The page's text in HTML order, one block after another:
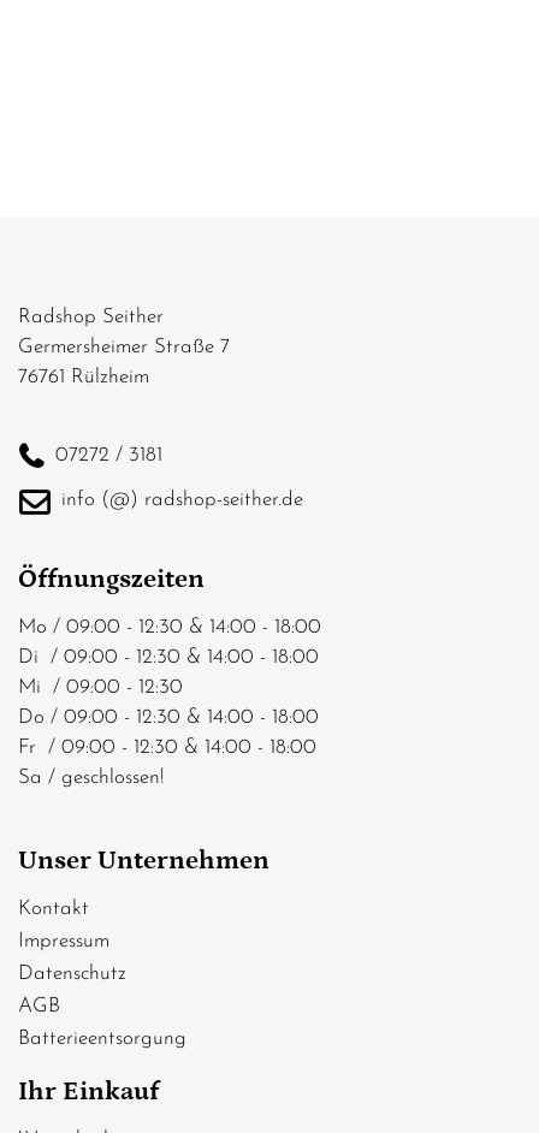
Radshop Seither
Germersheimer Straße 7
76761 Rülzheim
07272 / 3181
info (@) radshop-seither.de
Öffnungszeiten
Mo / 09:00 - 12:30 & 14:00 - 18:00
Di / 09:00 - 12:30 & 14:00 - 18:00
Mi / 09:00 - 12:30
Do / 09:00 - 12:30 & 14:00 - 18:00
Fr / 09:00 - 12:30 & 14:00 - 18:00
Sa / geschlossen!
Unser Unternehmen
Kontakt
Impressum
Datenschutz
AGB
Batterieentsorgung
Ihr Einkauf